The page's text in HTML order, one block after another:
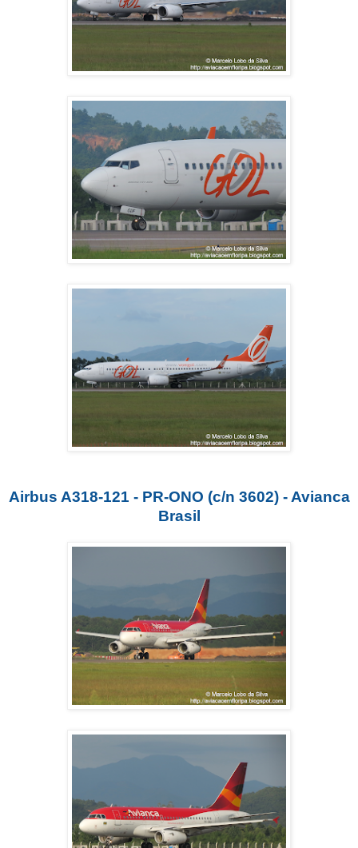
Airbus A318-121 - PR-ONO (c/n 3602) - Avianca
Brasil